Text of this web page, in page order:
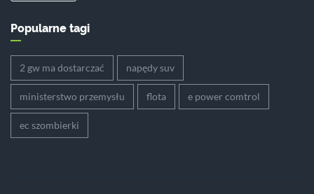
Popularne tagi
2 gw ma dostarczać napędy suv
ministerstwo przemysłu flota e power comtrol
ec szombierki